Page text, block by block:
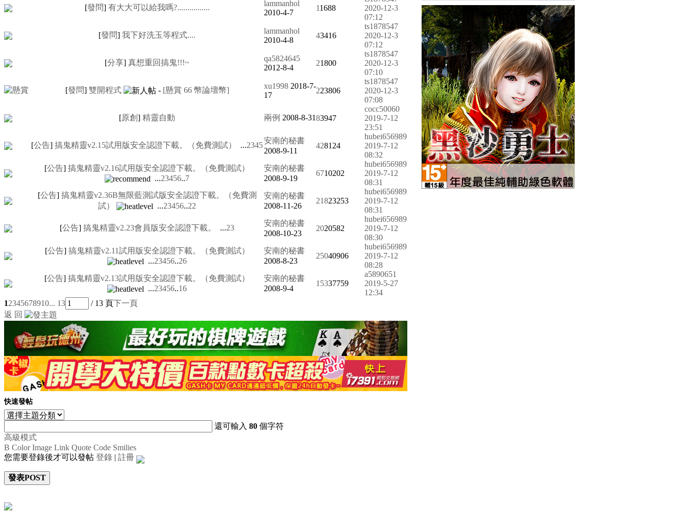
[發問] 有大大可以給我嗎?................
lammanhol
2010-4-7
11688
2020-12-3
07:12
[發問] 我下好洗玉等程式....
lammanhol
2010-4-8
43416
ts1878547
2020-12-3
07:12
[分享] 真想重回搞鬼!!!~
qa5824645
2012-8-4
21800
ts1878547
2020-12-3
07:10
[發問] 雙開程式 - [懸賞 66幣論壇幣] xu1998 2018-7-
17
223806
ts1878547
2020-12-3
07:08
[原創] 精靈自動 兩例 2008-8-3183947
cocc50060
2019-7-12
23:51
[公告] 搞鬼精靈v2.15試用版安全認證下載。（免費測試） ...2345
安南的秘書
2008-9-11
428124
hubei656989
2019-7-12
08:32
[公告] 搞鬼精靈v2.16試用版安全認證下載。（免費測試）
...23456..7
安南的秘書
2008-9-19
6710202
hubei656989
2019-7-12
08:31
[公告] 搞鬼精靈v2.36B無限藍測試版安全認證下載。（免費測
試）
...23456..22
安南的秘書
2008-11-26
21823253
hubei656989
2019-7-12
08:31
[公告] 搞鬼精靈v2.23會員版安全認證下載。 ...23
安南的秘書
2008-10-23
2020582
hubei656989
2019-7-12
08:30
[公告] 搞鬼精靈v2.11試用版安全認證下載。（免費測試）
...23456..26
安南的秘書
2008-8-23
25040906
hubei656989
2019-7-12
08:28
[公告] 搞鬼精靈v2.13試用版安全認證下載。（免費測試）
...23456..16
安南的秘書
2008-9-4
15337759
a5890651
2019-5-27
12:34
12345678910... 13 / 13 頁下一頁
返 回
快速發帖
還可輸入 80 個字符
高級模式
B Color Image Link Quote Code Smilies
您需要登錄後才可以發帖 登錄 | 註冊
發表POST